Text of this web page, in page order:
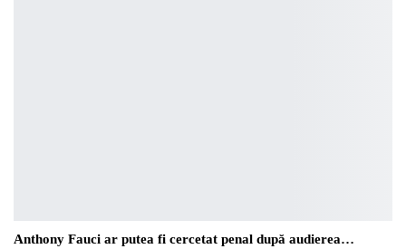
Anthony Fauci ar putea fi cercetat penal după audierea…